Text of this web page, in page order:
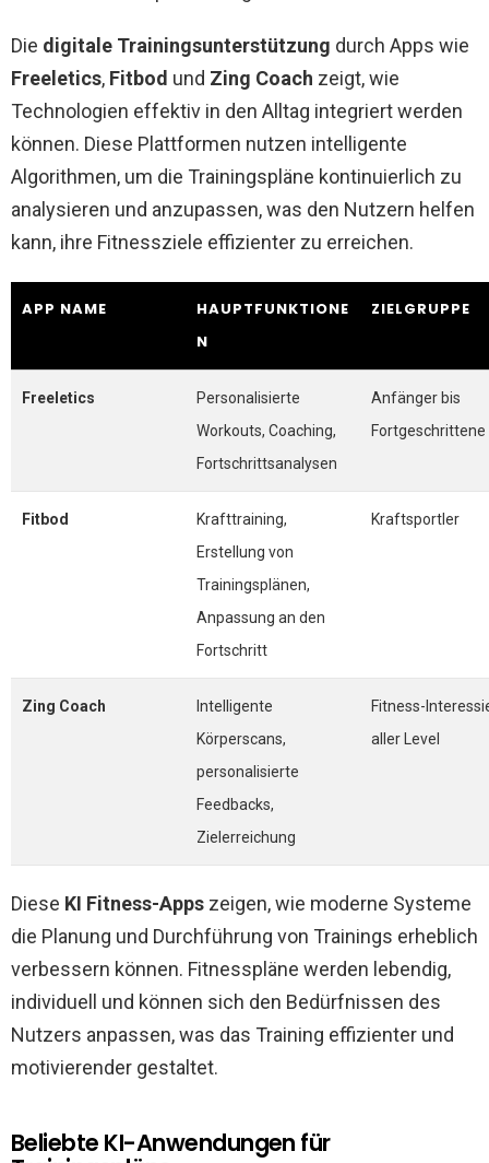
Die digitale Trainingsunterstützung durch Apps wie
Freeletics, Fitbod und Zing Coach zeigt, wie
Technologien effektiv in den Alltag integriert werden
können. Diese Plattformen nutzen intelligente
Algorithmen, um die Trainingspläne kontinuierlich zu
analysieren und anzupassen, was den Nutzern helfen
kann, ihre Fitnessziele effizienter zu erreichen.
APP NAME
HAUPTFUNKTIONE
N
ZIELGRUPPE
Freeletics
Personalisierte
Workouts, Coaching,
Fortschrittsanalysen
Anfänger bis
Fortgeschrittene
Fitbod
Krafttraining,
Erstellung von
Trainingsplänen,
Anpassung an den
Fortschritt
Kraftsportler
Zing Coach
Intelligente
Körperscans,
personalisierte
Feedbacks,
Zielerreichung
Fitness-
aller Level
Diese KI Fitness-Apps zeigen, wie moderne Systeme
die Planung und Durchführung von Trainings erheblich
verbessern können. Fitnesspläne werden lebendig,
individuell und können sich den Bedürfnissen des
Nutzers anpassen, was das Training effizienter und
motivierender gestaltet.
Beliebte KI-Anwendungen für